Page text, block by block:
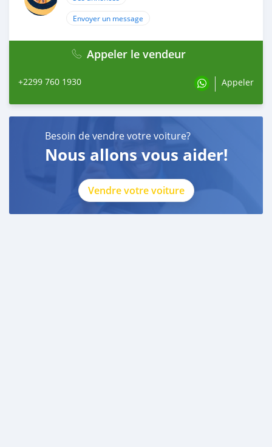
Envoyer un message
Appeler le vendeur
+2299 760 1930 Appeler
Besoin de vendre votre voiture?
Nous allons vous aider!
Vendre votre voiture